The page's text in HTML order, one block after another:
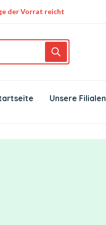
der Vorrat reicht
Unsere Filialen